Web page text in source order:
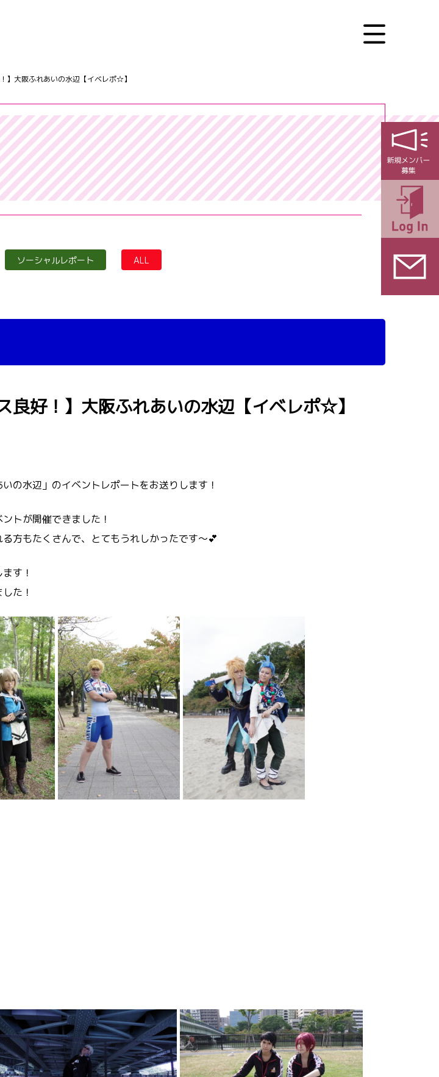
】大阪ふれあいの水辺【イベレポ☆】
ソーシャルレポート ALL
良好！】大阪ふれあいの水辺【イベレポ☆】
の水辺」のイベントレポートをお送りします！
トが開催できました！
方もたくさんで、とてもうれしかったです～💕
す！
た！